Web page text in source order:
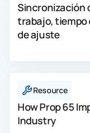
Sincronización
trabajo, tiempo
de ajuste
Resource
How Prop 65
Industry